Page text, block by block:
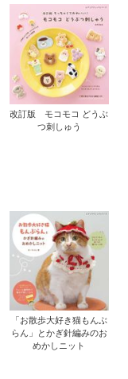
改訂版 モコモコ どうぶ
つ刺しゅう
「お散歩大好き猫もんぶ
らん」とかぎ針編みのお
めかしニット